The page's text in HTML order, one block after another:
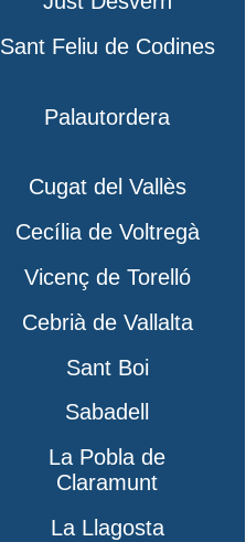
Sant Feliu de Codines
Palautordera
Cugat del Vallès
Cecília de Voltregà
Vicenç de Torelló
Cebrià de Vallalta
Sant Boi
Sabadell
La Pobla de
Claramunt
La Llagosta